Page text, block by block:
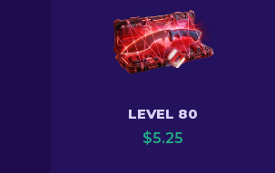
LEVEL 80
$5.25